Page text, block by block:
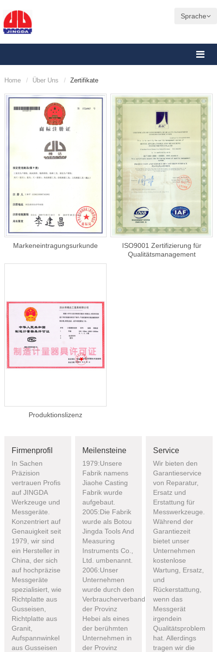
Sprache
Home Über Uns Zertifikate
Markeneintragungsurkunde
ISO9001 Zertifizierung für
Qualitätsmanagement
Produktionslizenz
Firmenprofil
In Sachen
Präzision
vertrauen Profis
auf JINGDA
Werkzeuge und
Messgeräte.
Konzentriert auf
Genauigkeit seit
1979, wir sind
ein Hersteller in
China, der sich
auf hochpräzise
Messgeräte
spezialisiert, wie
Richtplatte aus
Gusseisen,
Richtplatte aus
Granit,
Aufspannwinkel
aus Gusseisen
Meilensteine
1979:Unsere
Fabrik namens
Jiaohe Casting
Fabrik wurde
aufgebaut.
2005:Die Fabrik
wurde als Botou
Jingda Tools And
Measuring
Instruments Co.,
Ltd. umbenannt.
2006:Unser
Unternehmen
wurde durch den
Verbraucherverband
der Provinz
Hebei als eines
der berühmten
Unternehmen in
der Provinz
Service
Wir bieten den
Garantieservice
von Reparatur,
Ersatz und
Erstattung für
Messwerkzeuge.
Während der
Garantiezeit
bietet unser
Unternehmen
kostenlose
Wartung, Ersatz,
und
Rückerstattung,
wenn das
Messgerät
irgendein
Qualitätsproblem
hat. Allerdings
tragen wir die